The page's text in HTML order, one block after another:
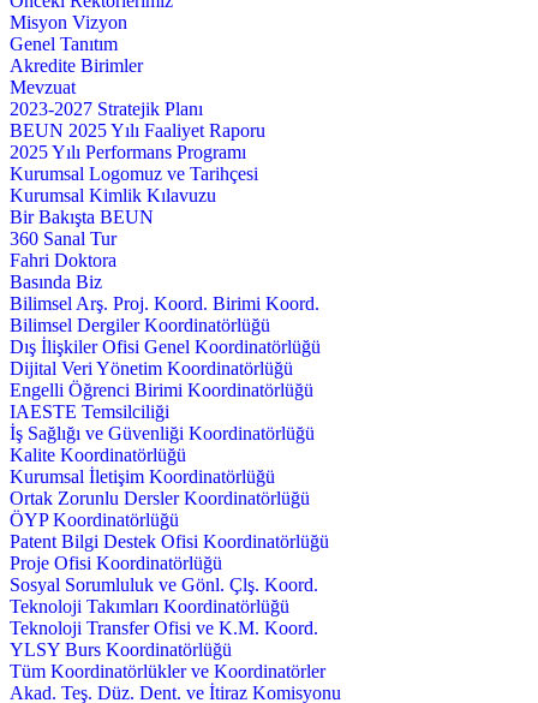
Misyon Vizyon
Genel Tanıtım
Akredite Birimler
Mevzuat
2023-2027 Stratejik Planı
BEUN 2025 Yılı Faaliyet Raporu
2025 Yılı Performans Programı
Kurumsal Logomuz ve Tarihçesi
Kurumsal Kimlik Kılavuzu
Bir Bakışta BEUN
360 Sanal Tur
Fahri Doktora
Basında Biz
Bilimsel Arş. Proj. Koord. Birimi Koord.
Bilimsel Dergiler Koordinatörlüğü
Dış İlişkiler Ofisi Genel Koordinatörlüğü
Dijital Veri Yönetim Koordinatörlüğü
Engelli Öğrenci Birimi Koordinatörlüğü
IAESTE Temsilciliği
İş Sağlığı ve Güvenliği Koordinatörlüğü
Kalite Koordinatörlüğü
Kurumsal İletişim Koordinatörlüğü
Ortak Zorunlu Dersler Koordinatörlüğü
ÖYP Koordinatörlüğü
Patent Bilgi Destek Ofisi Koordinatörlüğü
Proje Ofisi Koordinatörlüğü
Sosyal Sorumluluk ve Gönl. Çlş. Koord.
Teknoloji Takımları Koordinatörlüğü
Teknoloji Transfer Ofisi ve K.M. Koord.
YLSY Burs Koordinatörlüğü
Tüm Koordinatörlükler ve Koordinatörler
Akad. Teş. Düz. Dent. ve İtiraz Komisyonu